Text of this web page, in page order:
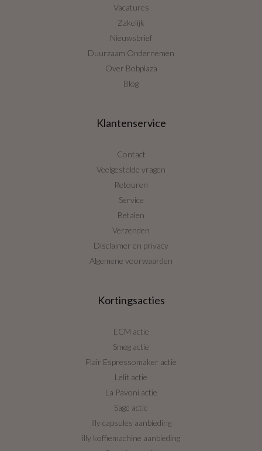
Vacatures
Zakelijk
Nieuwsbrief
Duurzaam Ondernemen
Over Bobplaza
Blog
Klantenservice
Contact
Veelgestelde vragen
Retouren
Service
Betalen
Verzenden
Disclaimer en privacy
Algemene voorwaarden
Kortingsacties
ECM actie
Smeg actie
Flair Espressomaker actie
Lelit actie
La Pavoni actie
Sage actie
illy capsules aanbieding
illy koffiemachine aanbieding